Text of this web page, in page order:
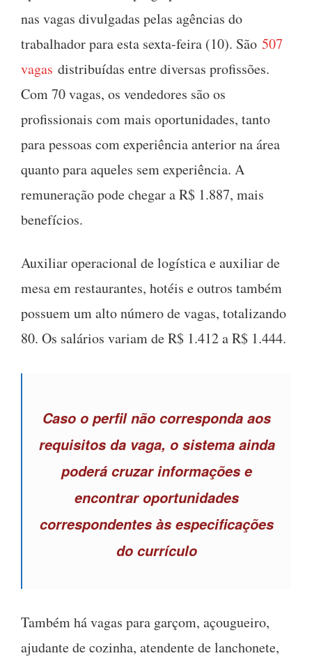
nas vagas divulgadas pelas agências do
trabalhador para esta sexta-feira (10). São 507
vagas distribuídas entre diversas profissões.
Com 70 vagas, os vendedores são os
profissionais com mais oportunidades, tanto
para pessoas com experiência anterior na área
quanto para aqueles sem experiência. A
remuneração pode chegar a R$ 1.887, mais
benefícios.
Auxiliar operacional de logística e auxiliar de
mesa em restaurantes, hotéis e outros também
possuem um alto número de vagas, totalizando
80. Os salários variam de R$ 1.412 a R$ 1.444.
Caso o perfil não corresponda aos
requisitos da vaga, o sistema ainda
poderá cruzar informações e
encontrar oportunidades
correspondentes às especificações
do currículo
Também há vagas para garçom, açougueiro,
ajudante de cozinha, atendente de lanchonete,